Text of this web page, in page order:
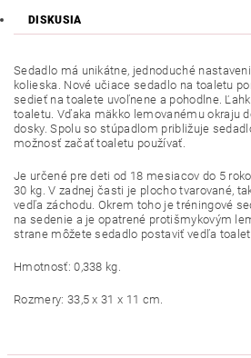
DISKUSIA
Sedadlo má unikátne, jednoduché
kolieska. Nové učiace sedadlo na toaletu
sedieť na toalete uvoľnene a pohodlne.
toaletu. Vďaka mäkko lemovanému okraju
dosky. Spolu so stúpadlom približuje
možnosť začať toaletu používať.
Je určené pre deti od 18 mesiacov do 5
30 kg. V zadnej časti je plocho tvarované,
vedľa záchodu. Okrem toho je tréningové
na sedenie a je opatrené protišmykovým
strane môžete sedadlo postaviť vedľa
Hmotnosť: 0,338 kg.
Rozmery: 33,5 x 31 x 11 cm.